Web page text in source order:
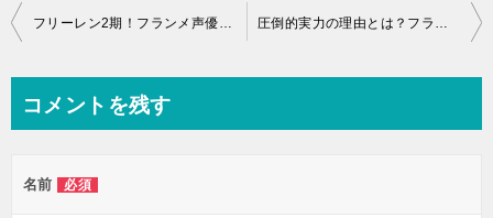
投
ビ
ー
フリーレン2期！フランメ声優の悲報と「今後」の衝撃展開！ 圧倒的実力の理由とは？フランメの強さと魔法・プロフィール徹底解説
コメントを残す
名前 必須